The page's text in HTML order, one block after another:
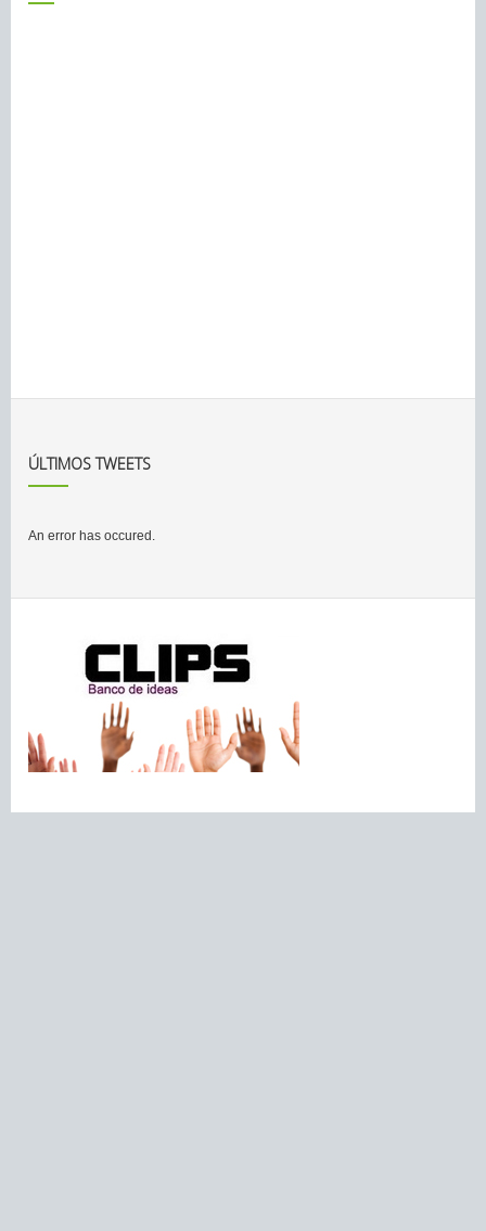
ÚLTIMOS TWEETS
An error has occured.